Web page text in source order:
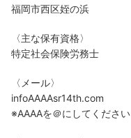
福岡市西区姪の浜
〈主な保有資格〉
特定社会保険労務士
〈メール〉
infoAAAAsr14th.com
※AAAAを＠にしてください